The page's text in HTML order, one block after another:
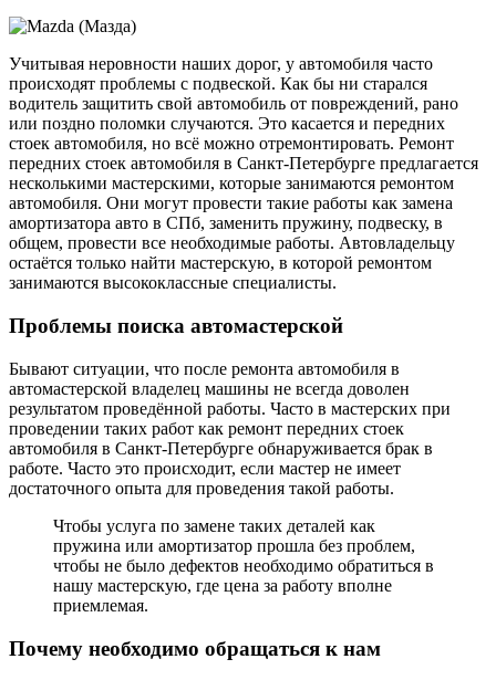
Учитывая неровности наших дорог, у автомобиля часто
происходят проблемы с подвеской. Как бы ни старался
водитель защитить свой автомобиль от повреждений, рано
или поздно поломки случаются. Это касается и передних
стоек автомобиля, но всё можно отремонтировать. Ремонт
передних стоек автомобиля в Санкт-Петербурге предлагается
несколькими мастерскими, которые занимаются ремонтом
автомобиля. Они могут провести такие работы как замена
амортизатора авто в СПб, заменить пружину, подвеску, в
общем, провести все необходимые работы. Автовладельцу
остаётся только найти мастерскую, в которой ремонтом
занимаются высококлассные специалисты.
Проблемы поиска автомастерской
Бывают ситуации, что после ремонта автомобиля в
автомастерской владелец машины не всегда доволен
результатом проведённой работы. Часто в мастерских при
проведении таких работ как ремонт передних стоек
автомобиля в Санкт-Петербурге обнаруживается брак в
работе. Часто это происходит, если мастер не имеет
достаточного опыта для проведения такой работы.
Чтобы услуга по замене таких деталей как
пружина или амортизатор прошла без проблем,
чтобы не было дефектов необходимо обратиться в
нашу мастерскую, где цена за работу вполне
приемлемая.
Почему необходимо обращаться к нам